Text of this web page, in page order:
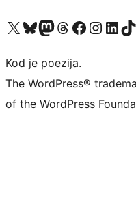
Visit our X (formerly Twitter) account
Visit our Bluesky account
Visit our Mastodon account
Visit our Threads account
Visit our Facebook page
Visit our Instagram
Visit ourVisit
Kod je poezija.
The WordPress®
of the WordPress